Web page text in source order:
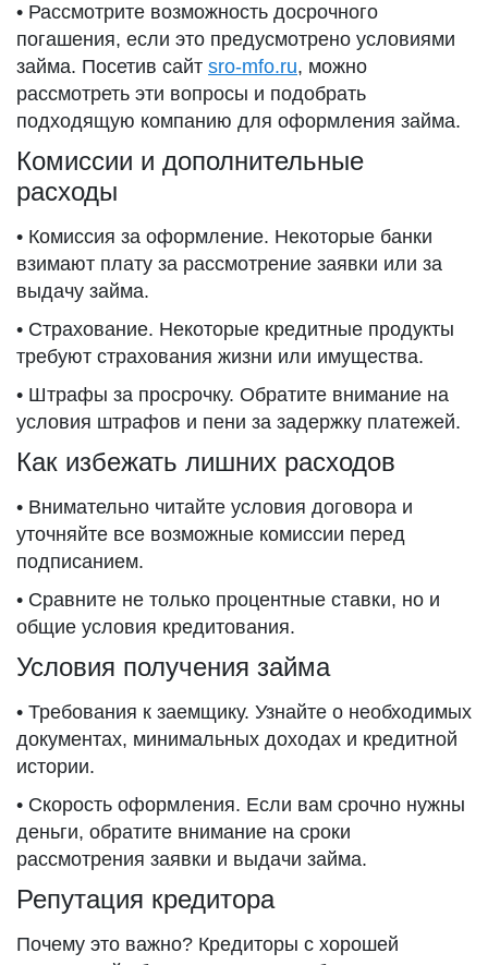
• Рассмотрите возможность досрочного
погашения, если это предусмотрено условиями
займа. Посетив сайт sro-mfo.ru, можно
рассмотреть эти вопросы и подобрать
подходящую компанию для оформления займа.
Комиссии и дополнительные
расходы
• Комиссия за оформление. Некоторые банки
взимают плату за рассмотрение заявки или за
выдачу займа.
• Страхование. Некоторые кредитные продукты
требуют страхования жизни или имущества.
• Штрафы за просрочку. Обратите внимание на
условия штрафов и пени за задержку платежей.
Как избежать лишних расходов
• Внимательно читайте условия договора и
уточняйте все возможные комиссии перед
подписанием.
• Сравните не только процентные ставки, но и
общие условия кредитования.
Условия получения займа
• Требования к заемщику. Узнайте о необходимых
документах, минимальных доходах и кредитной
истории.
• Скорость оформления. Если вам срочно нужны
деньги, обратите внимание на сроки
рассмотрения заявки и выдачи займа.
Репутация кредитора
Почему это важно? Кредиторы с хорошей